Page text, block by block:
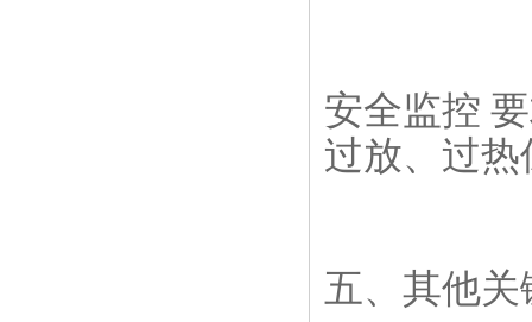
安全监控
过放、过
五、其他